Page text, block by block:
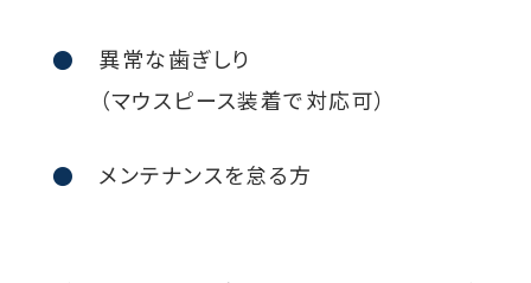
異常な歯ぎしり
（マウスピース装着で対応可）
メンテナンスを怠る方